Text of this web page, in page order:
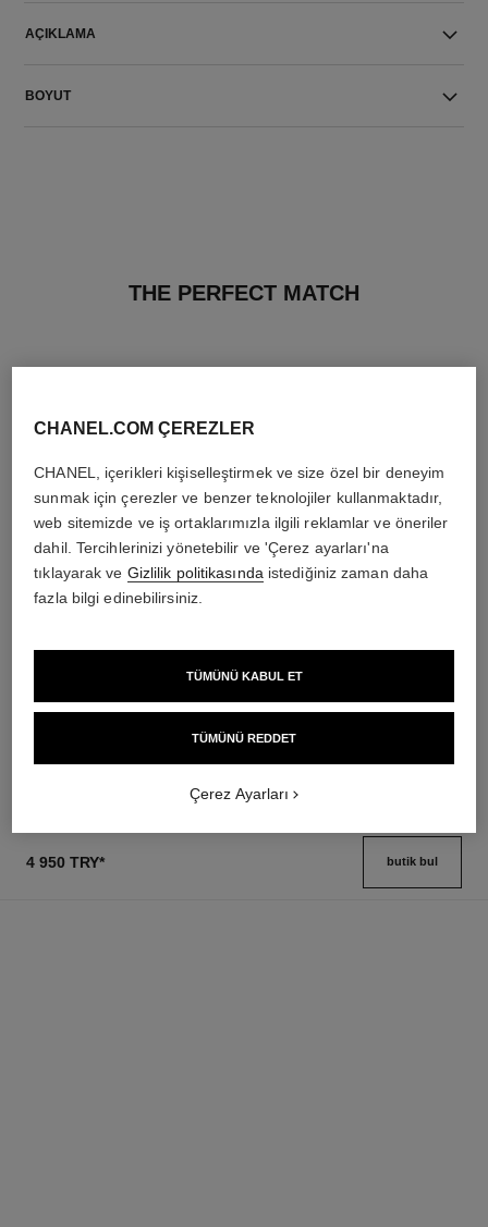
AÇIKLAMA
BOYUT
THE PERFECT MATCH
Ref. 120820
6 700 try*
Ref. 162580
20 seçeneği ton
4 950 TRY* butik bul
CHANEL.COM ÇEREZLER
CHANEL, içerikleri kişiselleştirmek ve size özel bir deneyim
sunmak için çerezler ve benzer teknolojiler kullanmaktadır,
web sitemizde ve iş ortaklarımızla ilgili reklamlar ve öneriler
dahil. Tercihlerinizi yönetebilir ve 'Çerez ayarları'na
tıklayarak ve Gizlilik politikasında istediğiniz zaman daha
fazla bilgi edinebilirsiniz.
TÜMÜNÜ REDDET
TÜMÜNÜ KABUL ET
Çerez Ayarları